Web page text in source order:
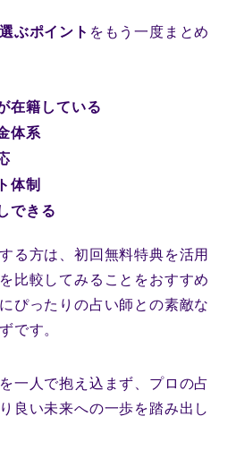
ぶポイント をもう一度まとめ
在籍している
体系
体制
できる
る方は、初回無料特典を活用
比較してみることをおすすめ
ぴったりの占い師との素敵な
です。
一人で抱え込まず、プロの占
良い未来への一歩を踏み出し